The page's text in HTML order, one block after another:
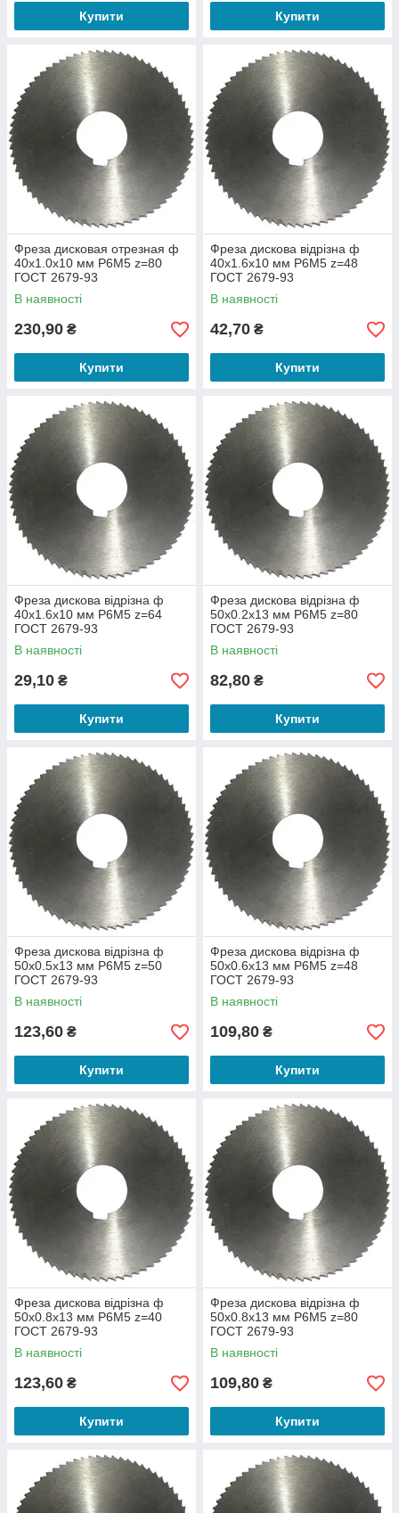
Купити Купити
Фреза дисковая отрезная ф
40х1.0х10 мм Р6М5 z=80
ГОСТ 2679-93
В наявності
230,90 ₴
Купити
Фреза дискова відрізна ф
40х1.6х10 мм Р6М5 z=48
ГОСТ 2679-93
В наявності
42,70 ₴
Купити
Фреза дискова відрізна ф
40х1.6х10 мм Р6М5 z=64
ГОСТ 2679-93
В наявності
29,10 ₴
Купити
Фреза дискова відрізна ф
50х0.2х13 мм Р6М5 z=80
ГОСТ 2679-93
В наявності
82,80 ₴
Купити
Фреза дискова відрізна ф
50х0.5х13 мм Р6М5 z=50
ГОСТ 2679-93
В наявності
123,60 ₴
Купити
Фреза дискова відрізна ф
50х0.6х13 мм Р6М5 z=48
ГОСТ 2679-93
В наявності
109,80 ₴
Купити
Фреза дискова відрізна ф
50х0.8х13 мм Р6М5 z=40
ГОСТ 2679-93
В наявності
123,60 ₴
Купити
Фреза дискова відрізна ф
50х0.8х13 мм Р6М5 z=80
ГОСТ 2679-93
В наявності
109,80 ₴
Купити